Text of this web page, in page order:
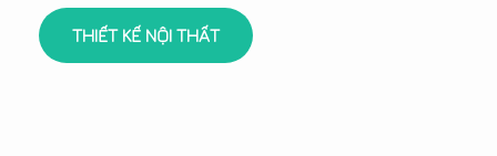
THIẾT KẾ NỘI THẤT